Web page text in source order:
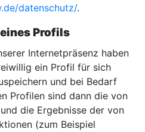
datenschutz/.
Profils
Internetpräsenz haben
ein Profil für sich
und bei Bedarf
Profilen sind dann die von
die Ergebnisse der von
(zum Beispiel